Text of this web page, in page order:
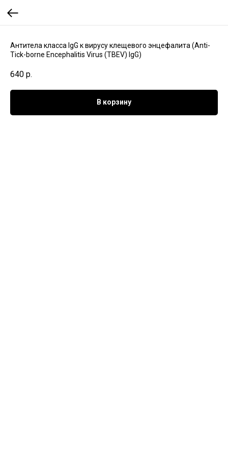
Антитела класса IgG к вирусу клещевого энцефалита (Anti-
Tick-borne Encephalitis Virus (TBEV) IgG)
640 р.
В корзину